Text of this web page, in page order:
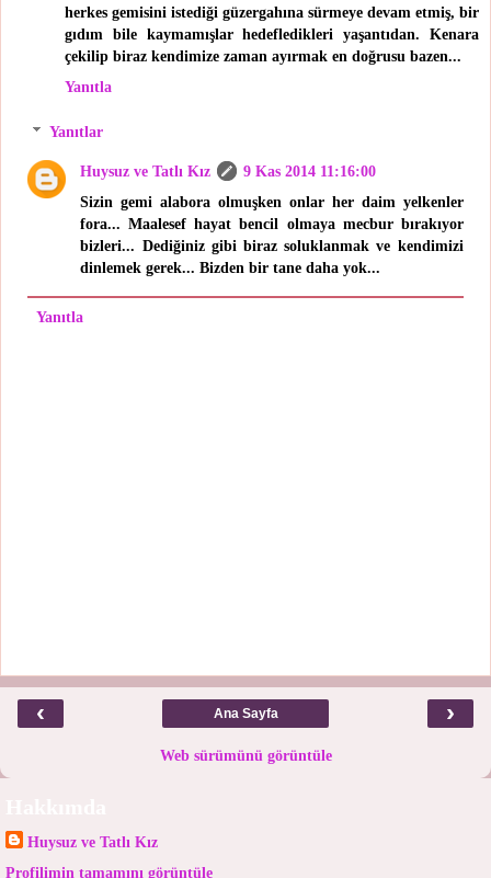
herkes gemisini istediği güzergahına sürmeye devam etmiş, bir
gıdım bile kaymamışlar hedefledikleri yaşantıdan. Kenara
çekilip biraz kendimize zaman ayırmak en doğrusu bazen...
Yanıtla
Yanıtlar
Huysuz ve Tatlı Kız
9 Kas 2014 11:16:00
Sizin gemi alabora olmuşken onlar her daim yelkenler
fora... Maalesef hayat bencil olmaya mecbur bırakıyor
bizleri... Dediğiniz gibi biraz soluklanmak ve kendimizi
dinlemek gerek... Bizden bir tane daha yok...
Yanıtla
‹ ›
Ana Sayfa
Web sürümünü görüntüle
Huysuz ve Tatlı Kız
Profilimin tamamını görüntüle